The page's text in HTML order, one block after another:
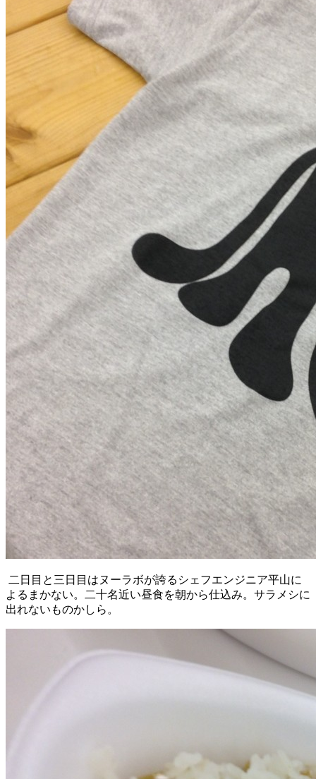
二日目と三日目はヌーラボが誇るシェフエンジニア平山に
よるまかない。二十名近い昼食を朝から仕込み。サラメシに
出れないものかしら。